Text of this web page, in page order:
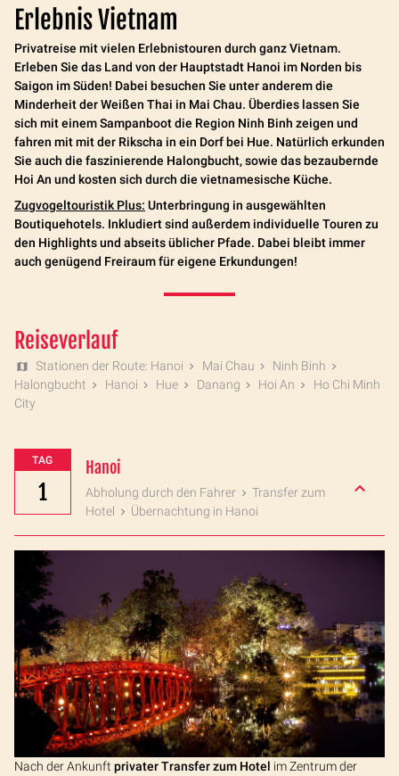
Erlebnis Vietnam
Privatreise mit vielen Erlebnistouren durch ganz Vietnam.
Erleben Sie das Land von der Hauptstadt Hanoi im Norden bis
Saigon im Süden! Dabei besuchen Sie unter anderem die
Minderheit der Weißen Thai in Mai Chau. Überdies lassen Sie
sich mit einem Sampanboot die Region Ninh Binh zeigen und
fahren mit mit der Rikscha in ein Dorf bei Hue. Natürlich erkunden
Sie auch die faszinierende Halongbucht, sowie das bezaubernde
Hoi An und kosten sich durch die vietnamesische Küche.
Zugvogeltouristik Plus: Unterbringung in ausgewählten
Boutiquehotels. Inkludiert sind außerdem individuelle Touren zu
den Highlights und abseits üblicher Pfade. Dabei bleibt immer
auch genügend Freiraum für eigene Erkundungen!
Reiseverlauf
Stationen der Route: Hanoi Mai Chau
Ninh Binh
Halongbucht
Hanoi Hue Danang Hoi An
Ho Chi Minh
City
TAG
1
Hanoi
Abholung durch den Fahrer
Transfer zum
Hotel
Übernachtung in Hanoi
Nach der Ankunft privater Transfer zum Hotel im Zentrum der